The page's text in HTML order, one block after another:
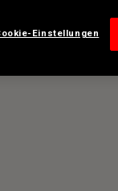
Einstellungen